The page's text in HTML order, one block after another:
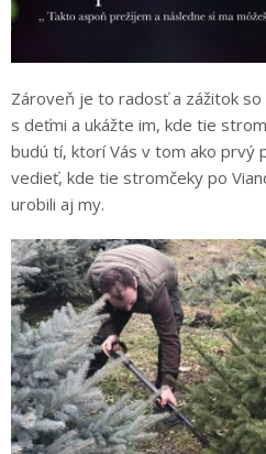
Zároveň je to radosť a zážitok
s deťmi a ukážte im, kde tie
budú tí, ktorí Vás v tom ako prvý
vedieť, kde tie stromčeky po
urobili aj my.